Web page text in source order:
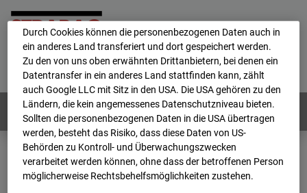
Home E-Mail Impressum
Login
Deutsch / English
Webcams: Alle Länder
Home
Deutschland
BC-114 BV-Ausbau Bonatzbau -Cam2
Archiv
Durch Cookies können die personenbezogenen Daten auch in
ein anderes Land transferiert und dort gespeichert werden.
Zu den von uns oben erwähnten Drittanbietern, bei denen ein
Datentransfer in ein anderes Land stattfinden kann, zählt
auch Google LLC mit Sitz in den USA. Die USA gehören zu den
Ländern, die kein angemessenes Datenschutzniveau bieten.
Sollten die personenbezogenen Daten in die USA übertragen
werden, besteht das Risiko, dass diese Daten von US-
Behörden zu Kontroll- und Überwachungszwecken
verarbeitet werden können, ohne dass der betroffenen Person
möglicherweise Rechtsbehelfsmöglichkeiten zustehen.